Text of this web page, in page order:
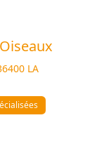
LA